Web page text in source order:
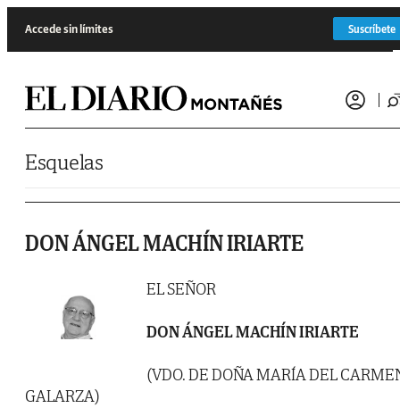
Accede sin límites Suscríbete
Esquelas
DON ÁNGEL MACHÍN IRIARTE
EL SEÑOR
DON ÁNGEL MACHÍN IRIARTE
(VDO. DE DOÑA MARÍA DEL
GALARZA)